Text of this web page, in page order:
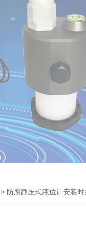
> 防腐静压式液位计安装